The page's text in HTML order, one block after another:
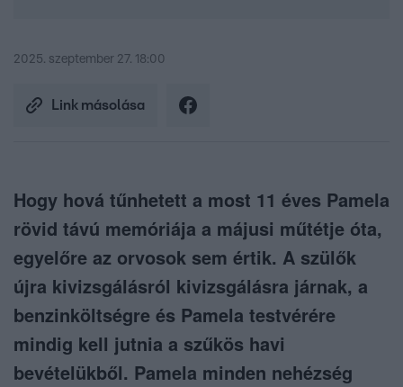
2025. szeptember 27. 18:00
Link másolása
Hogy hová tűnhetett a most 11 éves Pamela
rövid távú memóriája a májusi műtétje óta,
egyelőre az orvosok sem értik. A szülők
újra kivizsgálásról kivizsgálásra járnak, a
benzinköltségre és Pamela testvérére
mindig kell jutnia a szűkös havi
bevételükből. Pamela minden nehézség